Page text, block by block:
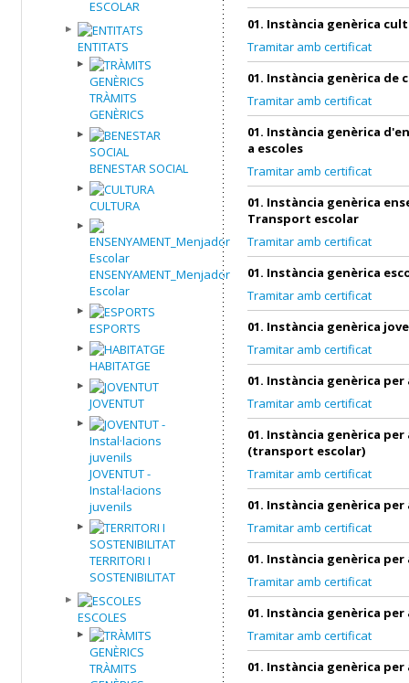
ESCOLAR
ENTITATS
TRÀMITS
GENÈRICS
BENESTAR SOCIAL
CULTURA
ENSENYAMENT_Menjador
Escolar
ESPORTS
HABITATGE
JOVENTUT
JOVENTUT -
Instal·lacions
juvenils
TERRITORI I
SOSTENIBILITAT
ESCOLES
TRÀMITS
01. Instància genèrica
Tramitar amb certificat
01. Instància genèrica de
Tramitar amb certificat
01. Instància genèrica
a escoles
Tramitar amb certificat
01. Instància genèrica
Transport escolar
Tramitar amb certificat
01. Instància genèrica
Tramitar amb certificat
01. Instància genèrica
Tramitar amb certificat
01. Instància genèrica per
Tramitar amb certificat
01. Instància genèrica per
(transport escolar)
Tramitar amb certificat
01. Instància genèrica
Tramitar amb certificat
01. Instància genèrica
Tramitar amb certificat
01. Instància genèrica
Tramitar amb certificat
01. Instància genèrica